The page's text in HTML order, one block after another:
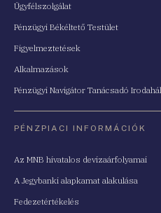
Ügyfélszolgálat
Pénzügyi Békéltető Testület
Figyelmeztetések
Alkalmazások
Pénzügyi Navigátor Tanácsadó
PÉNZPIACI INFORMÁCIÓK
Az MNB hivatalos devizaárfolyamai
A Jegybanki alapkamat alakulása
Fedezetértékelés